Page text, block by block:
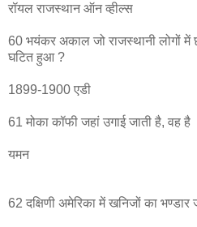
रॉयल राजस्थान ऑन व्हील्स
60 भयंकर अकाल जो राजस्थानी लोगों में
घटित हुआ ?
1899-1900 एडी
61 मोका कॉफी जहां उगाई जाती है, वह है
यमन
62 दक्षिणी अमेरिका में खनिजों का भण्डार